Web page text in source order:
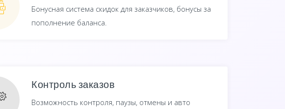
Бонусная система скидок для заказчиков, бонусы за
пополнение баланса.
Контроль заказов
Возможность контроля, паузы, отмены и авто